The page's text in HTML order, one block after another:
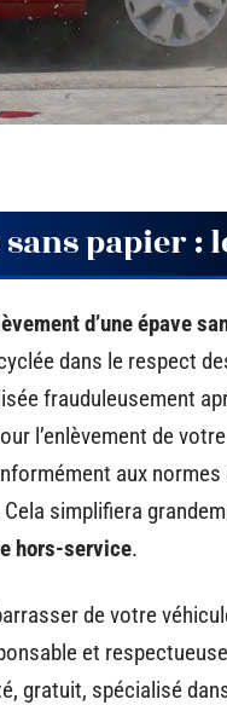
papier :
d’une épave
dans le respect
frauduleusement
l’enlèvement de
aux normes
Cela simplifiera
hors-service.
de votre
et
gratuit, spécialisé